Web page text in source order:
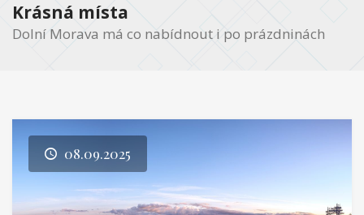
Krásná místa
Dolní Morava má co nabídnout i po prázdninách
08.09.2025